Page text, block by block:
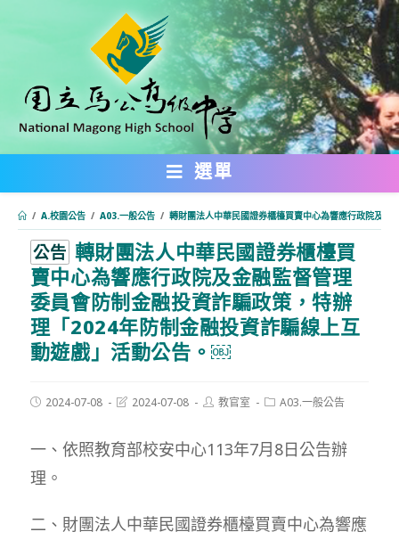
內
選單
/ A.校園公告 / A03.一般公告 / 轉財團法人中華民國證券櫃檯買賣中心為響應行政院及
公告 轉財團法人中華民國證券櫃檯買
賣中心為響應行政院及金融監督管理
委員會防制金融投資詐騙政策，特辦
理「2024年防制金融投資詐騙線上互
動遊戲」活動公告。￼
Post2024-07-08
Post2024-07-08
Post教官室
PostA03.一般公告
一、依照教育部校安中心113年7月8日公告辦
理。
二、財團法人中華民國證券櫃檯買賣中心為響應